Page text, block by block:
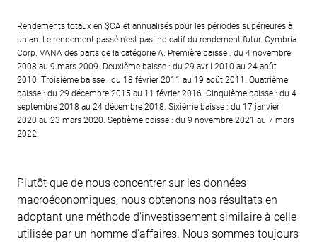
Rendements totaux en $CA et annualisés pour les périodes supérieures à
un an. Le rendement passé n'est pas indicatif du rendement futur. Cymbria
Corp. VANA des parts de la catégorie A. Première baisse : du 4 novembre
2008 au 9 mars 2009. Deuxième baisse : du 29 avril 2010 au 24 août
2010. Troisième baisse : du 18 février 2011 au 19 août 2011. Quatrième
baisse : du 29 décembre 2015 au 11 février 2016. Cinquième baisse : du 4
septembre 2018 au 24 décembre 2018. Sixième baisse : du 17 janvier
2020 au 23 mars 2020. Septième baisse : du 9 novembre 2021 au 7 mars
2022.
Plutôt que de nous concentrer sur les données
macroéconomiques, nous obtenons nos résultats en
adoptant une méthode d'investissement similaire à celle
utilisée par un homme d'affaires. Nous sommes toujours